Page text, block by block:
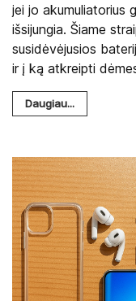
jei jo akumuliatorius
išsijungia. Šiame
susidėvėjusios
ir į ką atkreipti
Daugiau...